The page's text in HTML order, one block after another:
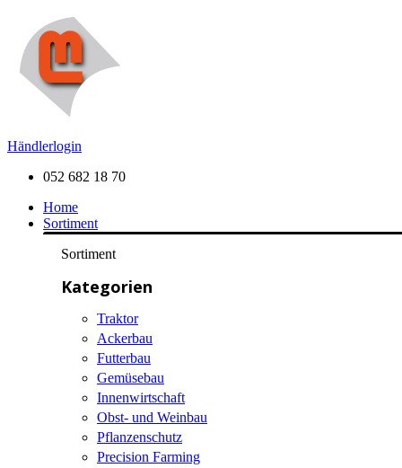
Händlerlogin
052 682 18 70
Home
Sortiment
Sortiment
Kategorien
Traktor
Ackerbau
Futterbau
Gemüsebau
Innenwirtschaft
Obst- und Weinbau
Pflanzenschutz
Precision Farming